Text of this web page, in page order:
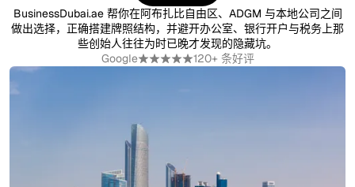
立即联系
BusinessDubai.ae 帮你在阿布扎比自由区、ADGM 与本地公司之间
做出选择，正确搭建牌照结构，并避开办公室、银行开户与税务上那
些创始人往往为时已晚才发现的隐藏坑。
Google
120+ 条好评